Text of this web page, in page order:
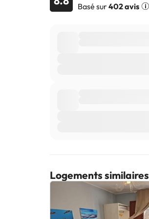
Basé sur402 avis
Logements